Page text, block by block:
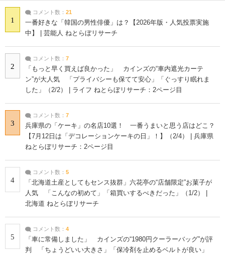
1
コメント数： 21
一番好きな「韓国の男性俳優」は？【2026年版・人気投票実施
中】 | 芸能人 ねとらぼリサーチ
2
コメント数： 7
「もっと早く買えば良かった」 カインズの“車内遮光カーテ
ン”が大人気 「プライバシーも保てて安心」「ぐっすり眠れま
した」（2/2） | ライフ ねとらぼリサーチ：2ページ目
3
コメント数： 7
兵庫県の「ケーキ」の名店10選！ 一番うまいと思う店はどこ？
【7月12日は「デコレーションケーキの日」！】（2/4） | 兵庫県
ねとらぼリサーチ：2ページ目
4
コメント数： 5
「北海道土産としてもセンス抜群」六花亭の“店舗限定”お菓子が
人気 「こんなの初めて」「箱買いするべきだった」（1/2） |
北海道 ねとらぼリサーチ
5
コメント数： 4
「車に常備しました」 カインズの“1980円クーラーバッグ”が評
判 「ちょうどいい大きさ」「保冷剤を止めるベルトが良い」